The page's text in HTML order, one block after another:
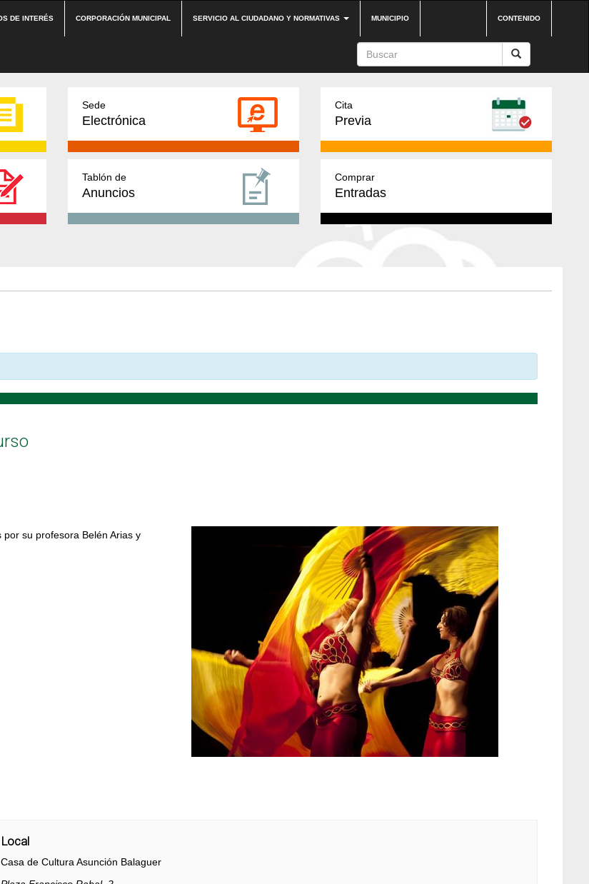
DE INTERÉS CORPORACIÓN MUNICIPAL SERVICIO AL CIUDADANO Y NORMATIVAS MUNICIPIO CONTENIDO
Sede
Electrónica
Cita
Previa
Tablón de
Anuncios
Comprar
Entradas
su profesora Belén Arias y
Local
Casa de Cultura Asunción Balaguer